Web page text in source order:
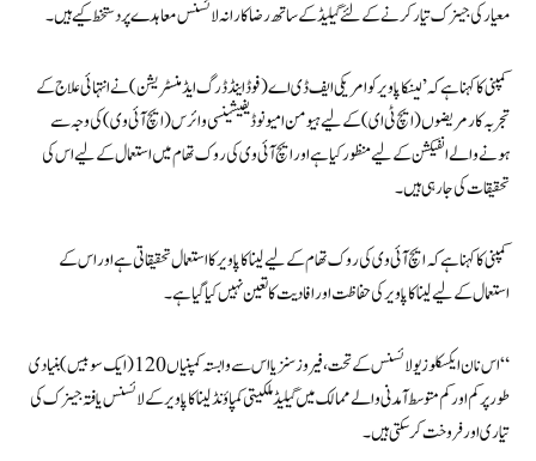
معیار کی جینرک تیار کرنے کے لئے گیلیڈ کے ساتھ رضاکارانہ لائسنس معاہدے پر دستخط کیے ہیں۔
کمپنی کا کہنا ہے کہ ’لینکاپاویر کو امریکی ایف ڈی اے (فوڈ اینڈ ڈرگ ایڈمنسٹریشن) نے انتہائی علاج کے
تجربہ کار مریضوں (ایچ ٹی ای) کے لیے ہیومن امیونو ڈیفیشینسی وائرس (ایچ آئی وی) کی وجہ سے
ہونے والے انفیکشن کے لیے منظور کیا ہے اور ایچ آئی وی کی روک تھام میں استعمال کے لیے اس کی
تحقیقات کی جا رہی ہیں۔
کمپنی کا کہنا ہے کہ ایچ آئی وی کی روک تھام کے لیے لیناکاپاویر کا استعمال تحقیقاتی ہے اور اس کے
استعمال کے لیے لیناکاپاویر کی حفاظت اور افادیت کا تعین نہیں کیا گیا ہے۔
“اس نان ایکسکلوزیو لائسنس کے تحت، فیروزسنز یا اس سے وابستہ کمپنیاں 120 (ایک سو بیس) بنیادی
طور پر کم اور کم متوسط آمدنی والے ممالک میں گیلیڈ ملکیتی کمپاؤنڈ لیناکاپاویر کے لائسنس یافتہ جینرک کی
تیاری اور فروخت کر سکتی ہیں۔